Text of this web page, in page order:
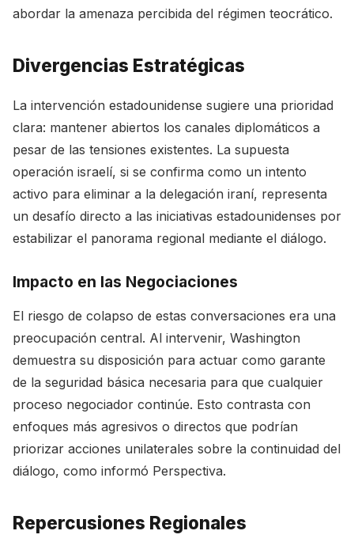
abordar la amenaza percibida del régimen teocrático.
Divergencias Estratégicas
La intervención estadounidense sugiere una prioridad
clara: mantener abiertos los canales diplomáticos a
pesar de las tensiones existentes. La supuesta
operación israelí, si se confirma como un intento
activo para eliminar a la delegación iraní, representa
un desafío directo a las iniciativas estadounidenses por
estabilizar el panorama regional mediante el diálogo.
Impacto en las Negociaciones
El riesgo de colapso de estas conversaciones era una
preocupación central. Al intervenir, Washington
demuestra su disposición para actuar como garante
de la seguridad básica necesaria para que cualquier
proceso negociador continúe. Esto contrasta con
enfoques más agresivos o directos que podrían
priorizar acciones unilaterales sobre la continuidad del
diálogo, como informó Perspectiva.
Repercusiones Regionales